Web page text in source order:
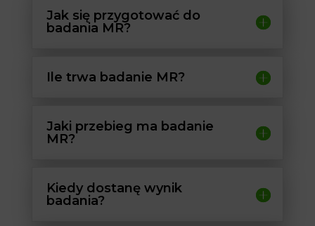
Jak się przygotować do
badania MR?
Ile trwa badanie MR?
Jaki przebieg ma badanie
MR?
Kiedy dostanę wynik
badania?